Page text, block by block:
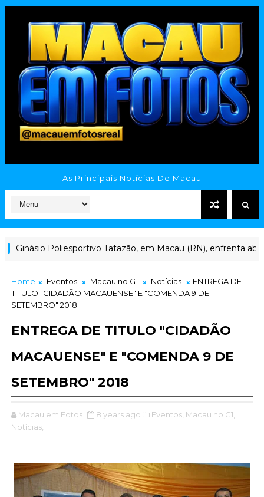
As Principais Notícias De Macau
Tatazão, em Macau (RN), enfrenta abandono após anos
Home Eventos Macau no G1 Notícias
ENTREGA DE
TITULO "CIDADÃO MACAUENSE" E "COMENDA 9 DE
SETEMBRO" 2018
ENTREGA DE TITULO "CIDADÃO
MACAUENSE" E "COMENDA 9 DE
SETEMBRO" 2018
Macau em Fotos 8 years ago Eventos, Macau no G1,
Notícias,